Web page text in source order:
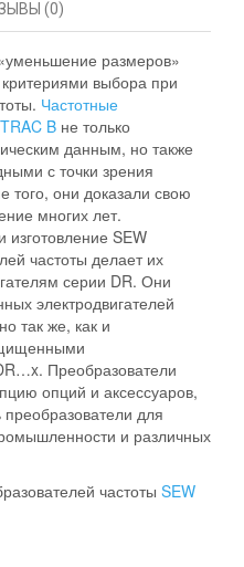
(0)
размеров»
выбора при
Частотные
B не только
данным, но также
с точки зрения
того, они доказали свою
многих лет.
изготовление SEW
частоты делает их
серии DR. Они
электродвигателей
так же, как и
Преобразователи
опций и аксессуаров,
для
и различных
частоты SEW